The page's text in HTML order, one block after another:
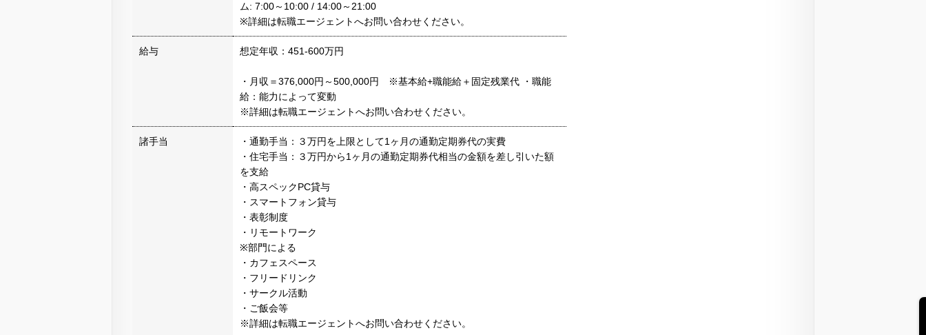
ム: 7:00～10:00 / 14:00～21:00
※詳細は転職エージェントへお問い合わせください。
給与 想定年収：451-600万円
・月収＝376,000円～500,000円 ※基本給+職能給＋固定残業代 ・職能
給：能力によって変動
※詳細は転職エージェントへお問い合わせください。
諸手当
・通勤手当：３万円を上限として1ヶ月の通勤定期券代の実費
・住宅手当：３万円から1ヶ月の通勤定期券代相当の金額を差し引いた額
を支給
・高スペックPC貸与
・スマートフォン貸与
・表彰制度
・リモートワーク
※部門による
・カフェスペース
・フリードリンク
・サークル活動
・ご飯会等
※詳細は転職エージェントへお問い合わせください。